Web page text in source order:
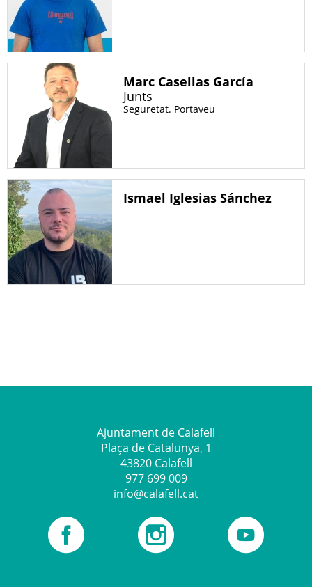
Marc Casellas García
Junts
Seguretat. Portaveu
Ismael Iglesias Sánchez
Ajuntament de Calafell
Plaça de Catalunya, 1
43820 Calafell
977 699 009
info@calafell.cat
Social linksL'Ajuntament de Calafell a Facebook
Instagram Canal YouTube